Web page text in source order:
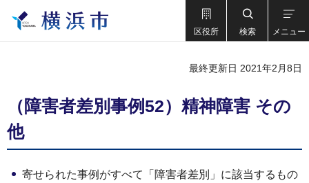
区役所 検索 メニュー
最終更新日 2021年2月8日
（障害者差別事例52）精神障害 その
他
寄せられた事例がすべて「障害者差別」に該当するもの